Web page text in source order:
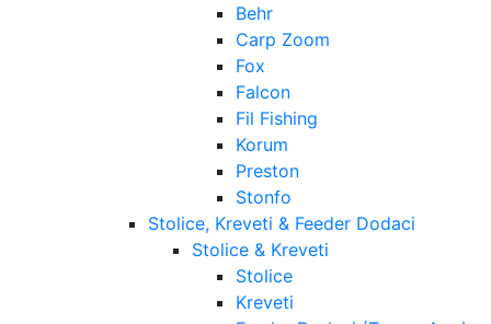
Behr
Carp Zoom
Fox
Falcon
Fil Fishing
Korum
Preston
Stonfo
Stolice, Kreveti & Feeder Dodaci
Stolice & Kreveti
Stolice
Kreveti